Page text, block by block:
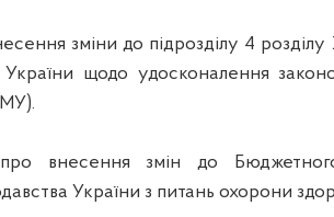
зміни до підрозділу 4 розділу
щодо удосконалення
внесення змін до
України з питань охорони